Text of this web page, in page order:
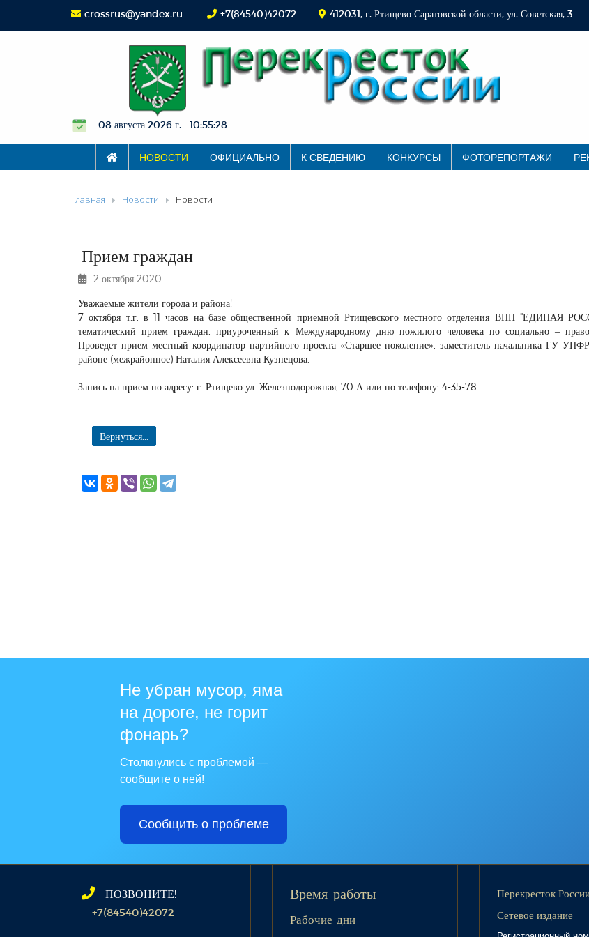
crossrus@yandex.ru +7(84540)42072 412031, г. Ртищево Саратовской области, ул. Советская, 3
08 августа 2026 г. 10:55:29
НОВОСТИ ОФИЦИАЛЬНО К СВЕДЕНИЮ КОНКУРСЫ ФОТОРЕПОРТАЖИ
Главная Новости Новости
Прием граждан
2 октября 2020
Уважаемые жители города и района!
7 октября т.г. в 11 часов на базе общественной приемной Ртищевского местного отделения ВПП "ЕДИНАЯ
тематический прием граждан, приуроченный к Международному дню пожилого человека по социально –
Проведет прием местный координатор партийного проекта «Старшее поколение», заместитель начальника ГУ
районе (межрайонное) Наталия Алексеевна Кузнецова.
Запись на прием по адресу: г. Ртищево ул. Железнодорожная, 70 А или по телефону: 4-35-78.
Вернуться...
Не убран мусор, яма
на дороге, не горит
фонарь?
Столкнулись с проблемой —
сообщите о ней!
Сообщить о проблеме
ПОЗВОНИТЕ!
+7(84540)42072
Время работы
Рабочие дни
Перекресток
Сетевое издание